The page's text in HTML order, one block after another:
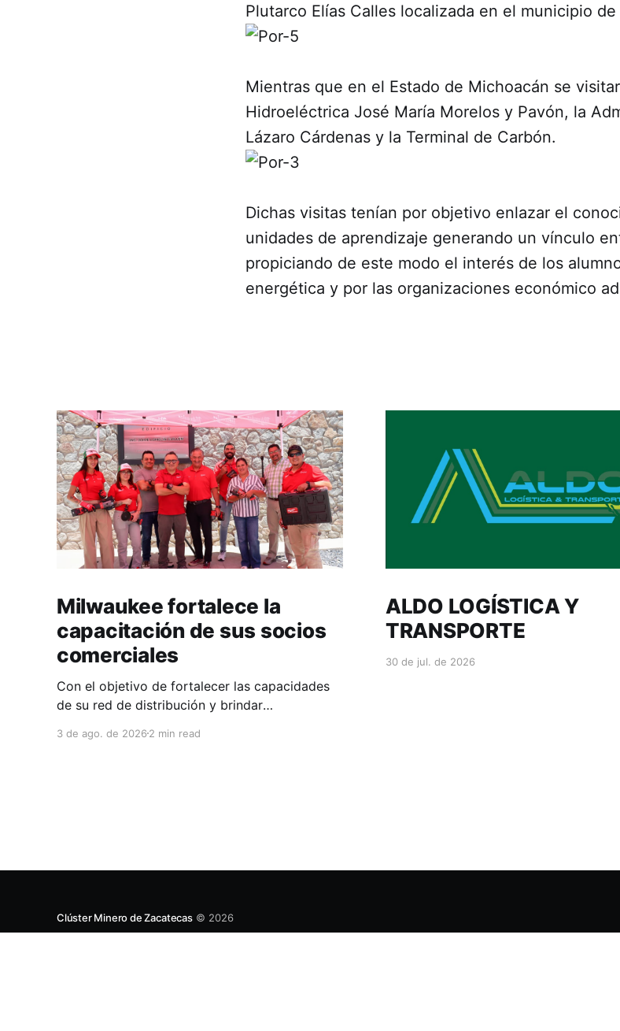
Plutarco Elías Calles localizada en el municipio
Mientras que en el Estado de Michoacán se
Hidroeléctrica José María Morelos y Pavón, la
Lázaro Cárdenas y la Terminal de Carbón.
Dichas visitas tenían por objetivo enlazar el
unidades de aprendizaje generando un vínculo
propiciando de este modo el interés de los
energética y por las organizaciones económico
Milwaukee fortalece la
capacitación de sus socios
comerciales
Con el objetivo de fortalecer las capacidades
de su red de distribución y brindar
desempeño comercial y técnico, Milwaukee
3 de ago. de 2026 2 min read
ALDO LOGÍSTICA Y
TRANSPORTE
30 de jul. de 2026
Clúster Minero de Zacatecas© 2026